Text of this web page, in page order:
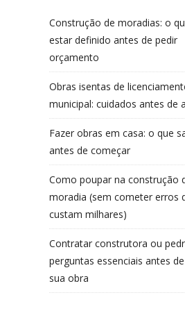
Construção de moradias: o
estar definido antes de pedir
orçamento
Obras isentas de
municipal: cuidados antes de
Fazer obras em casa: o que
antes de começar
Como poupar na construção
moradia (sem cometer erros
custam milhares)
Contratar construtora ou
perguntas essenciais antes
sua obra